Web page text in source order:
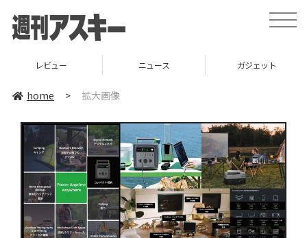
toggle
レビュー ニュース ガジェット
home > 拡大画像